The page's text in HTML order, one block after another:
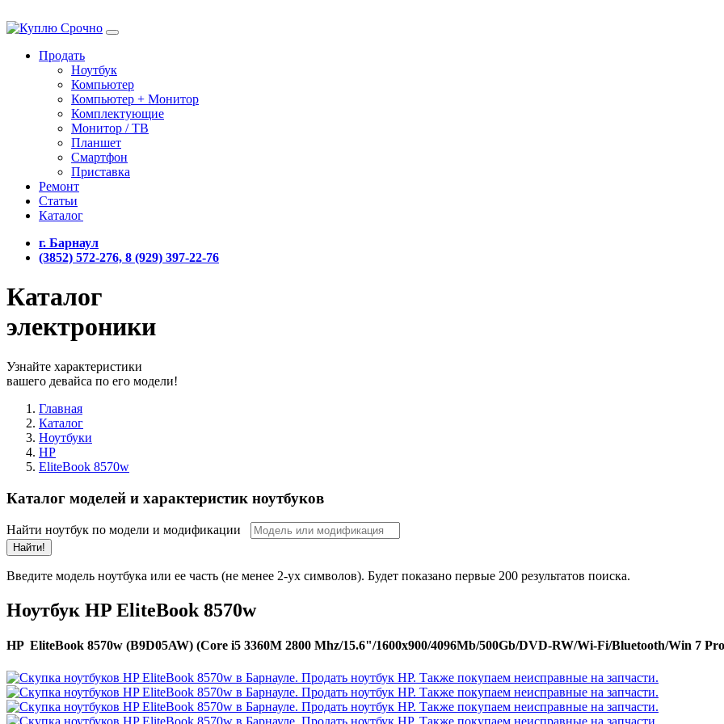
Продать
Ноутбук
Компьютер
Компьютер + Монитор
Комплектующие
Монитор / ТВ
Планшет
Смартфон
Приставка
Ремонт
Статьи
Каталог
г. Барнаул
(3852) 572-276, 8 (929) 397-22-76
Каталог
электроники
Узнайте характеристики
вашего девайса по его модели!
Главная
Каталог
Ноутбуки
HP
EliteBook 8570w
Каталог моделей и характеристик ноутбуков
Найти ноутбук по модели и модификации
Найти!
Введите модель ноутбука или ее часть (не менее 2-ух символов). Будет показано первые 200 результатов поиска.
Ноутбук HP EliteBook 8570w
HP EliteBook 8570w (B9D05AW) (Core i5 3360M 2800 Mhz/15.6"/1600x900/4096Mb/500Gb/DVD-RW/Wi-Fi/Bluetooth/Win 7